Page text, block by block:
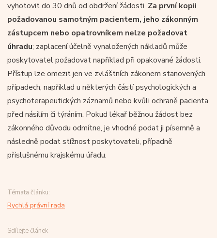
vyhotovit do 30 dnů od obdržení žádosti. Za první kopii
požadovanou samotným pacientem, jeho zákonným
zástupcem nebo opatrovníkem nelze požadovat
úhradu; zaplacení účelně vynaložených nákladů může
poskytovatel požadovat například při opakované žádosti.
Přístup lze omezit jen ve zvláštních zákonem stanovených
případech, například u některých částí psychologických a
psychoterapeutických záznamů nebo kvůli ochraně pacienta
před násilím či týráním. Pokud lékař běžnou žádost bez
zákonného důvodu odmítne, je vhodné podat ji písemně a
následně podat stížnost poskytovateli, případně
příslušnému krajskému úřadu.
Témata článku:
Rychlá právní rada
Sdílejte článek